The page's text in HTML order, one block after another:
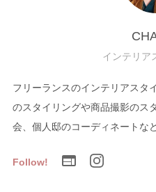
インテリア
フリーランスのインテリアスタ
のスタイリングや商品撮影のス
会、個人邸のコーディネートな
Follow!